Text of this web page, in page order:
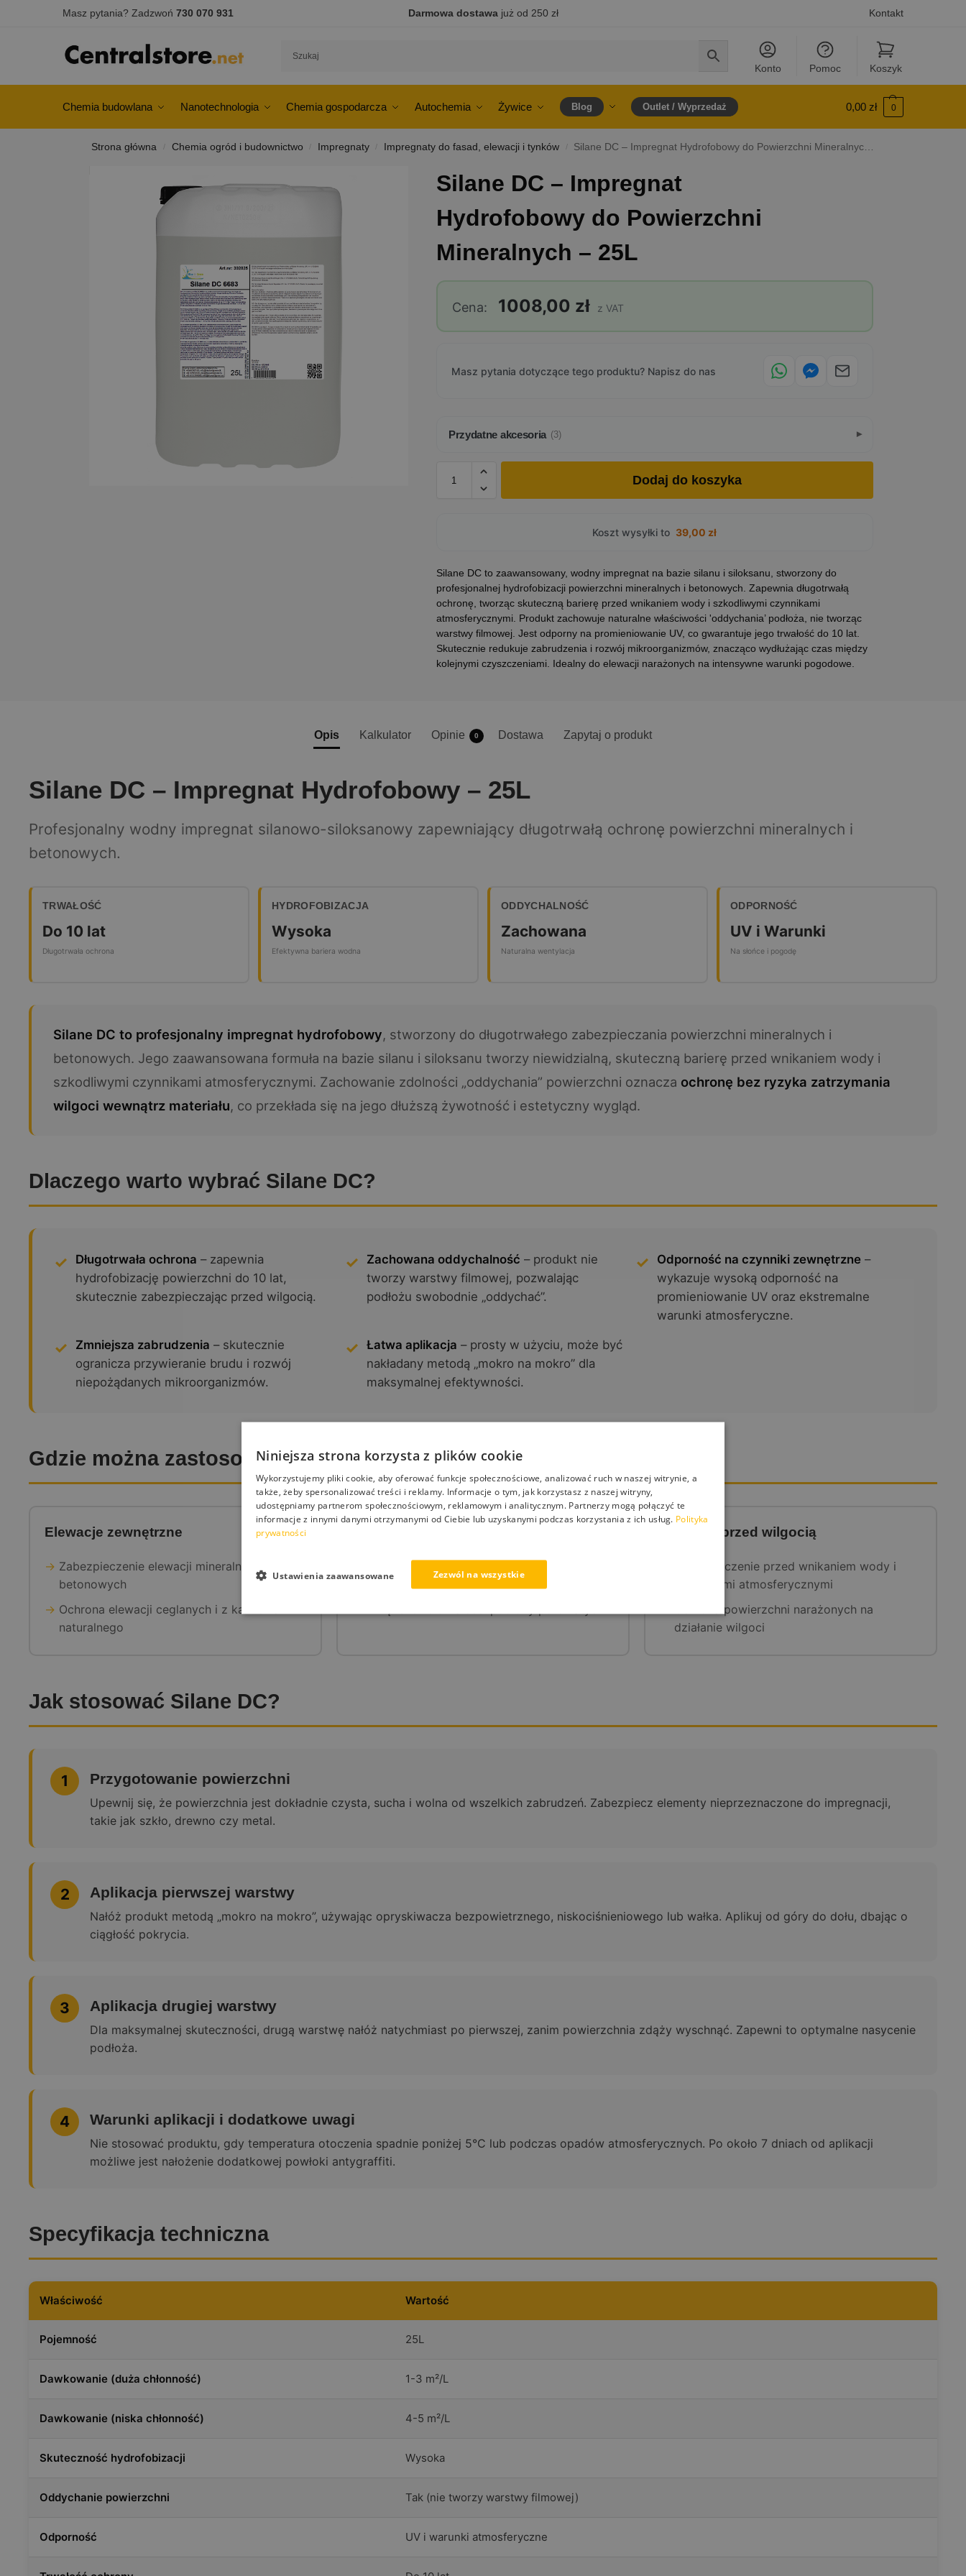
Masz pytania? Zadzwoń 730 070 931 Darmowa dostawajuż od 250 zł Kontakt
Konto Pomoc Koszyk
Chemia budowlana Nanotechnologia Chemia gospodarcza Autochemia Żywice Blog Outlet / Wyprzedaż 0,00 zł 0
Strona główna / Chemia ogród i budownictwo / Impregnaty / Impregnaty do fasad, elewacji i tynków / Silane DC – Impregnat Hydrofobowy do Powierzchni Mineralnych – 25L
Silane DC – Impregnat
Hydrofobowy do Powierzchni
Mineralnych – 25L
Cena: 1008,00 zł z VAT
Masz pytania dotyczące tego produktu? Napisz do nas
Przydatne akcesoria (3)
Dodaj do koszyka
Koszt wysyłki to 39,00 zł
Silane DC to zaawansowany, wodny impregnat na bazie silanu i siloksanu, stworzony do
profesjonalnej hydrofobizacji powierzchni mineralnych i betonowych. Zapewnia długotrwałą
ochronę, tworząc skuteczną barierę przed wnikaniem wody i szkodliwymi czynnikami
atmosferycznymi. Produkt zachowuje naturalne właściwości 'oddychania’ podłoża, nie tworząc
warstwy filmowej. Jest odporny na promieniowanie UV, co gwarantuje jego trwałość do 10 lat.
Skutecznie redukuje zabrudzenia i rozwój mikroorganizmów, znacząco wydłużając czas między
kolejnymi czyszczeniami. Idealny do elewacji narażonych na intensywne warunki pogodowe.
Opis Kalkulator Opinie 0 Dostawa Zapytaj o produkt
Silane DC – Impregnat Hydrofobowy – 25L
Profesjonalny wodny impregnat silanowo-siloksanowy zapewniający długotrwałą ochronę powierzchni mineralnych i
betonowych.
TRWAŁOŚĆ
Do 10 lat
Długotrwała ochrona
HYDROFOBIZACJA
Wysoka
Efektywna bariera wodna
ODDYCHALNOŚĆ
Zachowana
Naturalna wentylacja
ODPORNOŚĆ
UV i Warunki
Na słońce i pogodę
Silane DC to profesjonalny impregnat hydrofobowy, stworzony do długotrwałego zabezpieczania powierzchni mineralnych i
betonowych. Jego zaawansowana formuła na bazie silanu i siloksanu tworzy niewidzialną, skuteczną barierę przed wnikaniem wody i
szkodliwymi czynnikami atmosferycznymi. Zachowanie zdolności „oddychania” powierzchni oznacza ochronę bez ryzyka zatrzymania
wilgoci wewnątrz materiału, co przekłada się na jego dłuższą żywotność i estetyczny wygląd.
Dlaczego warto wybrać Silane DC?
Długotrwała ochrona – zapewnia
hydrofobizację powierzchni do 10 lat,
skutecznie zabezpieczając przed wilgocią.
Zachowana oddychalność – produkt nie
tworzy warstwy filmowej, pozwalając
podłożu swobodnie „oddychać”.
Odporność na czynniki zewnętrzne –
wykazuje wysoką odporność na
promieniowanie UV oraz ekstremalne
warunki atmosferyczne.
Zmniejsza zabrudzenia – skutecznie
ogranicza przywieranie brudu i rozwój
niepożądanych mikroorganizmów.
Łatwa aplikacja – prosty w użyciu, może być
nakładany metodą „mokro na mokro” dla
maksymalnej efektywności.
Gdzie można zastosować Silane DC?
Elewacje zewnętrzne
Zabezpieczenie elewacji mineralnych i
betonowych
Ochrona elewacji ceglanych i z kamienia
naturalnego
Impregnacja tynków mineralnych i bloczków
silikatowych
Ochrona przed wilgocią
Zabezpieczenie przed wnikaniem wody i
czynnikami atmosferycznymi
Ochrona powierzchni narażonych na
działanie wilgoci
Jak stosować Silane DC?
1 Przygotowanie powierzchni
Upewnij się, że powierzchnia jest dokładnie czysta, sucha i wolna od wszelkich zabrudzeń. Zabezpiecz elementy nieprzeznaczone do impregnacji,
takie jak szkło, drewno czy metal.
2 Aplikacja pierwszej warstwy
Nałóż produkt metodą „mokro na mokro”, używając opryskiwacza bezpowietrznego, niskociśnieniowego lub wałka. Aplikuj od góry do dołu, dbając o
ciągłość pokrycia.
3 Aplikacja drugiej warstwy
Dla maksymalnej skuteczności, drugą warstwę nałóż natychmiast po pierwszej, zanim powierzchnia zdąży wyschnąć. Zapewni to optymalne nasycenie
podłoża.
4 Warunki aplikacji i dodatkowe uwagi
Nie stosować produktu, gdy temperatura otoczenia spadnie poniżej 5°C lub podczas opadów atmosferycznych. Po około 7 dniach od aplikacji
możliwe jest nałożenie dodatkowej powłoki antygraffiti.
Specyfikacja techniczna
Właściwość Wartość
Pojemność 25L
Dawkowanie (duża chłonność) 1-3 m²/L
Dawkowanie (niska chłonność) 4-5 m²/L
Skuteczność hydrofobizacji Wysoka
Oddychanie powierzchni Tak (nie tworzy warstwy filmowej)
Odporność UV i warunki atmosferyczne
Niniejsza strona korzysta z plików cookie
Wykorzystujemy pliki cookie, aby oferować funkcje społecznościowe, analizować ruch w naszej witrynie, a
także, żeby spersonalizować treści i reklamy. Informacje o tym, jak korzystasz z naszej witryny,
udostępniamy partnerom społecznościowym, reklamowym i analitycznym. Partnerzy mogą połączyć te
informacje z innymi danymi otrzymanymi od Ciebie lub uzyskanymi podczas korzystania z ich usług. Polityka
prywatności
Zezwól na wszystkie
Ustawienia zaawansowane